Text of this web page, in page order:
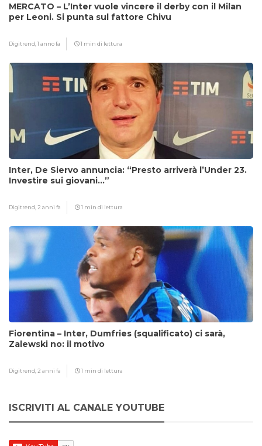
MERCATO – L’Inter vuole vincere il derby con il Milan
per Leoni. Si punta sul fattore Chivu
Digitrend,1 anno fa 1 min di lettura
Inter, De Siervo annuncia: “Presto arriverà l’Under 23.
Investire sui giovani…”
Digitrend, 2 anni fa 1 min di lettura
Fiorentina – Inter, Dumfries (squalificato) ci sarà,
Zalewski no: il motivo
Digitrend, 2 anni fa 1 min di lettura
ISCRIVITI AL CANALE YOUTUBE